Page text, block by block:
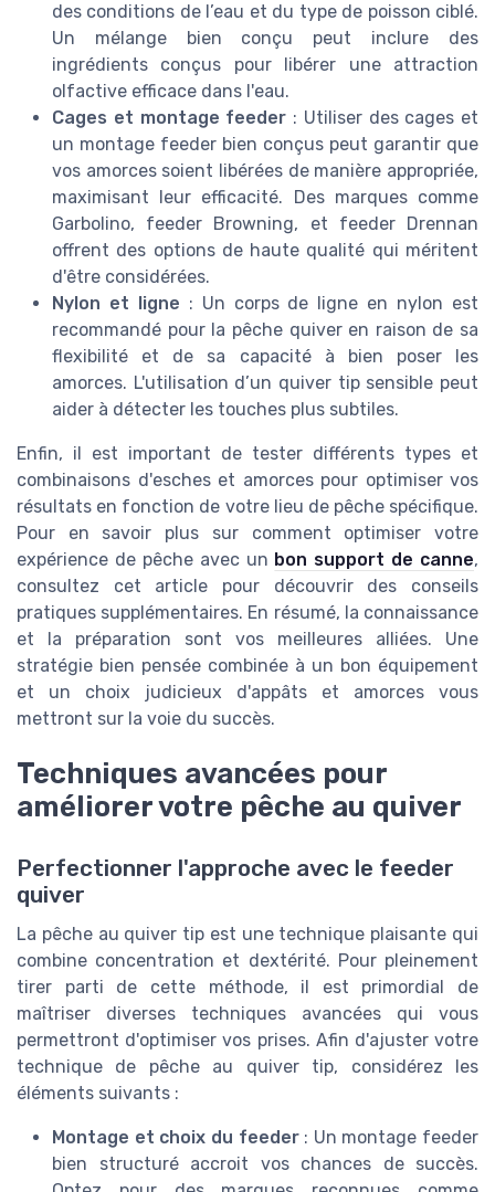
des conditions de l’eau et du type de poisson ciblé.
Un mélange bien conçu peut inclure des
ingrédients conçus pour libérer une attraction
olfactive efficace dans l'eau.
Cages et montage feeder : Utiliser des cages et
un montage feeder bien conçus peut garantir que
vos amorces soient libérées de manière appropriée,
maximisant leur efficacité. Des marques comme
Garbolino, feeder Browning, et feeder Drennan
offrent des options de haute qualité qui méritent
d'être considérées.
Nylon et ligne : Un corps de ligne en nylon est
recommandé pour la pêche quiver en raison de sa
flexibilité et de sa capacité à bien poser les
amorces. L'utilisation d’un quiver tip sensible peut
aider à détecter les touches plus subtiles.
Enfin, il est important de tester différents types et
combinaisons d'esches et amorces pour optimiser vos
résultats en fonction de votre lieu de pêche spécifique.
Pour en savoir plus sur comment optimiser votre
expérience de pêche avec un bon support de canne,
consultez cet article pour découvrir des conseils
pratiques supplémentaires. En résumé, la connaissance
et la préparation sont vos meilleures alliées. Une
stratégie bien pensée combinée à un bon équipement
et un choix judicieux d'appâts et amorces vous
mettront sur la voie du succès.
Techniques avancées pour
améliorer votre pêche au quiver
Perfectionner l'approche avec le feeder
quiver
La pêche au quiver tip est une technique plaisante qui
combine concentration et dextérité. Pour pleinement
tirer parti de cette méthode, il est primordial de
maîtriser diverses techniques avancées qui vous
permettront d'optimiser vos prises. Afin d'ajuster votre
technique de pêche au quiver tip, considérez les
éléments suivants :
Montage et choix du feeder: Un montage feeder
bien structuré accroit vos chances de succès.